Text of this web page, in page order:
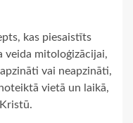
kas piesaistīts
veida mitoloģizācijai,
vai neapzināti,
vietā un laikā,